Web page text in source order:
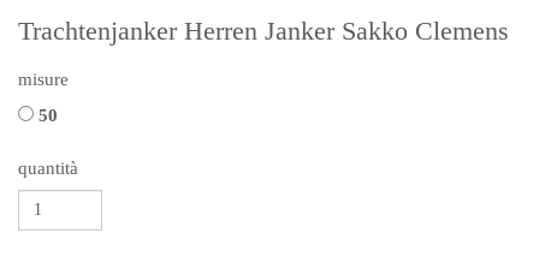
Trachtenjanker Herren Janker Sakko Clemens
misure
50
quantità